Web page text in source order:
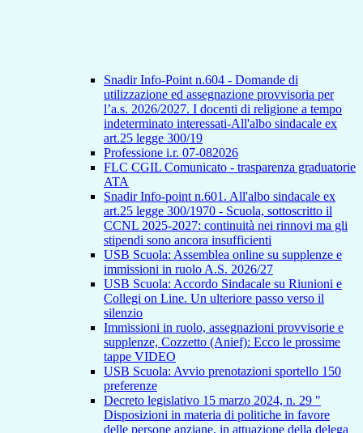
Snadir Info-Point n.604 - Domande di
utilizzazione ed assegnazione provvisoria per
l’a.s. 2026/2027. I docenti di religione a tempo
indeterminato interessati-All'albo sindacale ex
art.25 legge 300/19
Professione i.r. 07-082026
FLC CGIL Comunicato - trasparenza graduatorie
ATA
Snadir Info-point n.601. All'albo sindacale ex
art.25 legge 300/1970 - Scuola, sottoscritto il
CCNL 2025-2027: continuità nei rinnovi ma gli
stipendi sono ancora insufficienti
USB Scuola: Assemblea online su supplenze e
immissioni in ruolo A.S. 2026/27
USB Scuola: Accordo Sindacale su Riunioni e
Collegi on Line. Un ulteriore passo verso il
silenzio
Immissioni in ruolo, assegnazioni provvisorie e
supplenze, Cozzetto (Anief): Ecco le prossime
tappe VIDEO
USB Scuola: Avvio prenotazioni sportello 150
preferenze
Decreto legislativo 15 marzo 2024, n. 29 "
Disposizioni in materia di politiche in favore
delle persone anziane, in attuazione della delega